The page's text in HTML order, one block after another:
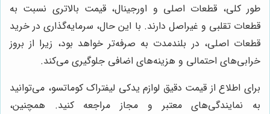
طور کلی، قطعات اصلی و اورجینال، قیمت بالاتری نسبت به
قطعات تقلبی و غیراصل دارند. با این حال، سرمایه‌گذاری در خرید
قطعات اصلی، در بلندمدت به صرفه‌تر خواهد بود، زیرا از بروز
خرابی‌های احتمالی و هزینه‌های اضافی جلوگیری می‌کند.
برای اطلاع از قیمت دقیق لوازم یدکی لیفتراک کوماتسو، می‌توانید
به نمایندگی‌های معتبر و مجاز مراجعه کنید. همچنین،